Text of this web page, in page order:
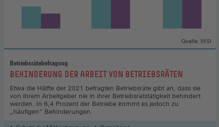
Betriebsrätebefragung
:BEHINDERUNG DER ARBEIT VON BETRIEBSRÄTEN
Etwa die Hälfte der 2021 befragten Betriebsräte gibt an, dass sie
von ihrem Arbeitgeber nie in ihrer Betriebsratstätigkeit behindert
werden. In 6,4 Prozent der Betriebe kommt es jedoch zu
„häufigen“ Behinderungen.
Quelle: WSI